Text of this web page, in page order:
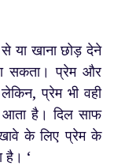
खाना छोड़ देने
सकता। प्रेम और
प्रेम भी वही
है। दिल साफ
के लिए प्रेम के
है। ‘